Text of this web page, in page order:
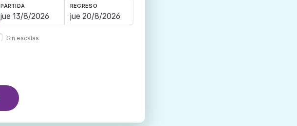
PARTIDA REGRESO
Sin escalas